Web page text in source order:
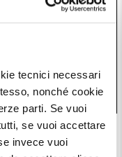
tecnici necessari
nonché cookie
parti. Se vuoi
se vuoi accettare
invece vuoi
violenti. Francia